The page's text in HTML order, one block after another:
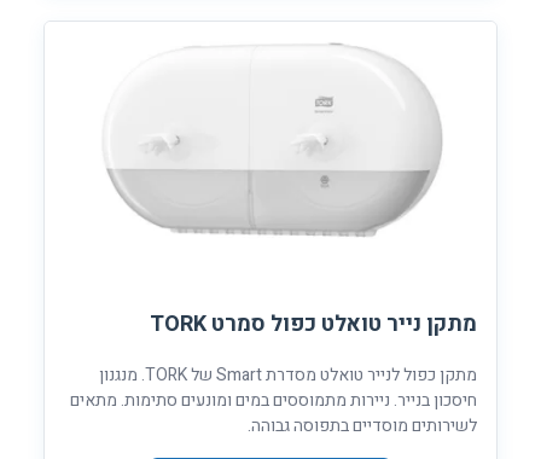
מתקן נייר טואלט כפול סמרט TORK
מתקן כפול לנייר טואלט מסדרת Smart של TORK. מנגנון
חיסכון בנייר. ניירות מתמוססים במים ומונעים סתימות. מתאים
לשירותים מוסדיים בתפוסה גבוהה.